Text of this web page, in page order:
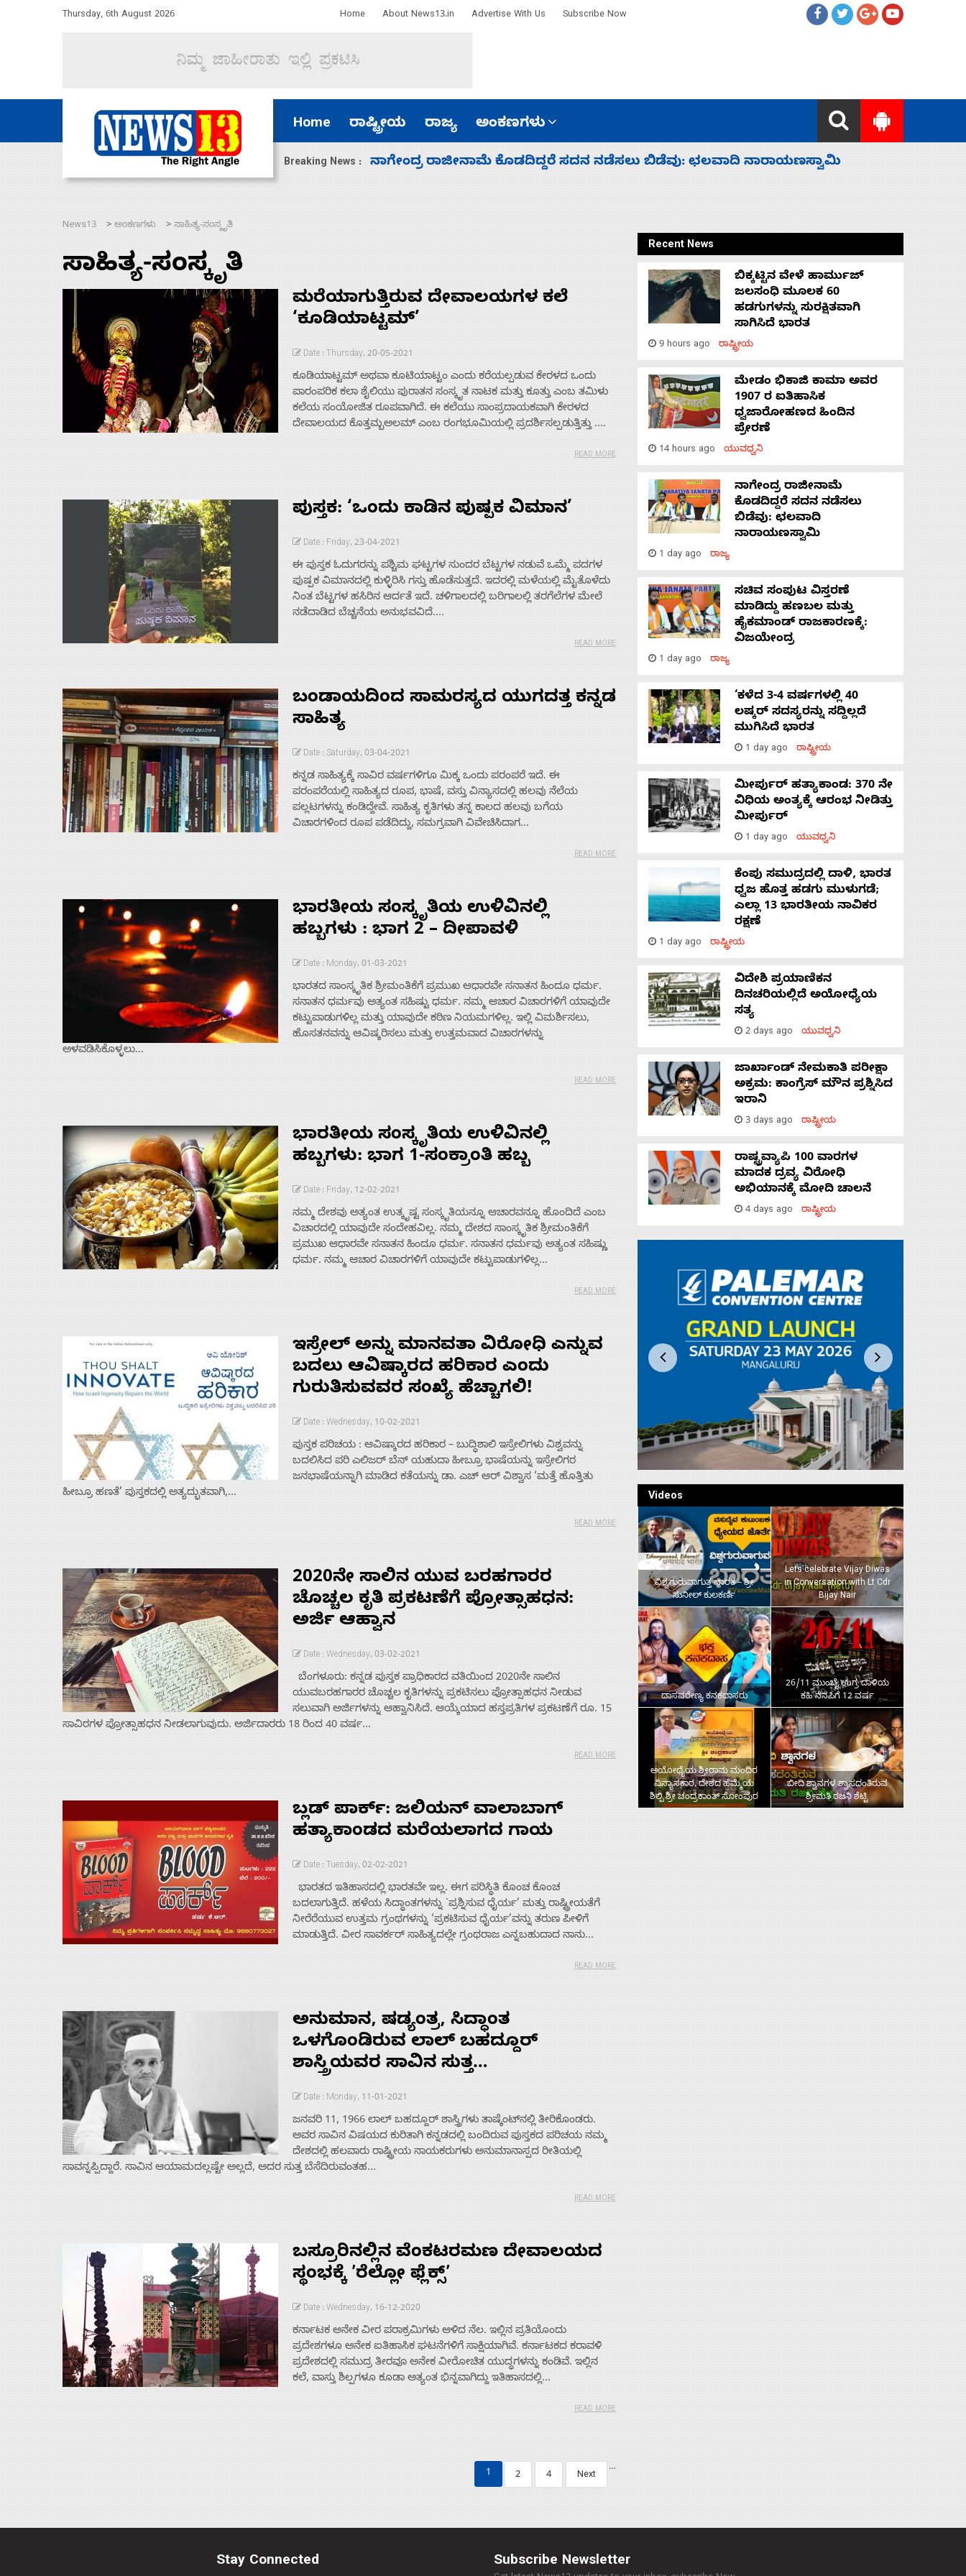
Thursday, 6th August 2026 Home About News13.in Advertise With Us Subscribe Now
Home ರಾಷ್ಟ್ರೀಯ ರಾಜ್ಯ ಅಂಕಣಗಳು
Breaking News :
ಸದನ ನಡೆಸಲು ಬಿಡೆವು: ಛಲವಾದಿ ನಾರಾಯಣಸ್ವಾಮಿ ಸಚಿವ ಸಂಪುಟ ವಿಸ್ತರಣೆ ಮಾಡಿದ್ದು ಹಣಬಲ ಮತ್ತು ಹೈಕಮಾಂಡ್ ರಾಜಕಾರಣಕ್ಕೆ: ವಿಜಯೇಂದ್ರ
Home
About
News13 > ಅಂಕಣಗಳು > ಸಾಹಿತ್ಯ-ಸಂಸ್ಕೃತಿ
ಸಾಹಿತ್ಯ-ಸಂಸ್ಕೃತಿ
ಮರೆಯಾಗುತ್ತಿರುವ ದೇವಾಲಯಗಳ ಕಲೆ
‘ಕೂಡಿಯಾಟ್ಟಮ್’
Date : Thursday, 20-05-2021
ಕೂಡಿಯಾಟ್ಟಮ್ ಅಥವಾ ಕೂಟಿಯಾಟ್ಟಂ ಎಂದು ಕರೆಯಲ್ಪಡುವ ಕೇರಳದ ಒಂದು
ಪಾರಂಪರಿಕ ಕಲಾ ಶೈಲಿಯು ಪುರಾತನ ಸಂಸ್ಕೃತ ನಾಟಕ ಮತ್ತು ಕೂತ್ತು ಎಂಬ ತಮಿಳು
ಕಲೆಯ ಸಂಯೋಜಿತ ರೂಪವಾಗಿದೆ. ಈ ಕಲೆಯು ಸಾಂಪ್ರದಾಯಕವಾಗಿ ಕೇರಳದ
ದೇವಾಲಯದ ಕೊತ್ತಮ್ಬಅಲಮ್ ಎಂಬ ರಂಗಭೂಮಿಯಲ್ಲಿ ಪ್ರದರ್ಶಿಸಲ್ಪಡುತ್ತಿತ್ತು ....
READ MORE
ಪುಸ್ತಕ: ‘ಒಂದು ಕಾಡಿನ ಪುಷ್ಪಕ ವಿಮಾನ’
Date : Friday, 23-04-2021
ಈ ಪುಸ್ತಕ ಓದುಗರನ್ನು ಪಶ್ಚಿಮ ಘಟ್ಟಗಳ ಸುಂದರ ಬೆಟ್ಟಗಳ ನಡುವೆ ಒಮ್ಮೆ ಪದಗಳ
ಪುಷ್ಪಕ ವಿಮಾನದಲ್ಲಿ ಕುಳ್ಳಿರಿಸಿ ಗಸ್ತು ಹೊಡೆಸುತ್ತದೆ. ಇದರಲ್ಲಿ ಮಳೆಯಲ್ಲಿ ಮೈತೊಳೆದು
ನಿಂತ ಬೆಟ್ಟಗಳ ಹಸಿರಿನ ಆರ್ದತೆ ಇದೆ. ಚಳಿಗಾಲದಲ್ಲಿ ಬರಿಗಾಲಲ್ಲಿ ತರಗೆಲೆಗಳ ಮೇಲೆ
ನಡೆದಾಡಿದ ಬೆಚ್ಚನೆಯ ಅನುಭವವಿದೆ....
READ MORE
ಬಂಡಾಯದಿಂದ ಸಾಮರಸ್ಯದ ಯುಗದತ್ತ ಕನ್ನಡ
ಸಾಹಿತ್ಯ
Date : Saturday, 03-04-2021
ಕನ್ನಡ ಸಾಹಿತ್ಯಕ್ಕೆ ಸಾವಿರ ವರ್ಷಗಳಿಗೂ ಮಿಕ್ಕ ಒಂದು ಪರಂಪರೆ ಇದೆ. ಈ
ಪರಂಪರೆಯಲ್ಲಿ ಸಾಹಿತ್ಯದ ರೂಪ, ಭಾಷೆ, ವಸ್ತು ವಿನ್ಯಾಸದಲ್ಲಿ ಹಲವು ನೆಲೆಯ
ಪಲ್ಲಟಗಳನ್ನು ಕಂಡಿದ್ದೇವೆ. ಸಾಹಿತ್ಯ ಕೃತಿಗಳು ತನ್ನ ಕಾಲದ ಹಲವು ಬಗೆಯ
ವಿಚಾರಗಳಿಂದ ರೂಪ ಪಡೆದಿದ್ದು, ಸಮಗ್ರವಾಗಿ ವಿವೇಚಿಸಿದಾಗ...
READ MORE
ಭಾರತೀಯ ಸಂಸ್ಕೃತಿಯ ಉಳಿವಿನಲ್ಲಿ
ಹಬ್ಬಗಳು : ಭಾಗ 2 – ದೀಪಾವಳಿ
Date : Monday, 01-03-2021
ಭಾರತದ ಸಾಂಸ್ಕೃತಿಕ ಶ್ರೀಮಂತಿಕೆಗೆ ಪ್ರಮುಖ ಆಧಾರವೇ ಸನಾತನ ಹಿಂದೂ ಧರ್ಮ.
ಸನಾತನ ಧರ್ಮವು ಅತ್ಯಂತ ಸಹಿಷ್ಟು ಧರ್ಮ. ನಮ್ಮ ಆಚಾರ ವಿಚಾರಗಳಿಗೆ ಯಾವುದೇ
ಕಟ್ಟುಪಾಡುಗಳಿಲ್ಲ ಮತ್ತು ಯಾವುದೇ ಕಠಿಣ ನಿಯಮಗಳಿಲ್ಲ. ಇಲ್ಲಿ ವಿಮರ್ಶಿಸಲು,
ಹೊಸತನವನ್ನು ಆವಿಷ್ಕರಿಸಲು ಮತ್ತು ಉತ್ತಮವಾದ ವಿಚಾರಗಳನ್ನು
ಅಳವಡಿಸಿಕೊಳ್ಳಲು...
READ MORE
ಭಾರತೀಯ ಸಂಸ್ಕೃತಿಯ ಉಳಿವಿನಲ್ಲಿ
ಹಬ್ಬಗಳು: ಭಾಗ 1-ಸಂಕ್ರಾಂತಿ ಹಬ್ಬ
Date : Friday, 12-02-2021
ನಮ್ಮ ದೇಶವು ಅತ್ಯಂತ ಉತ್ಕೃಷ್ಟ ಸಂಸ್ಕೃತಿಯನ್ನೂ ಆಚಾರವನ್ನೂ ಹೊಂದಿದೆ ಎಂಬ
ವಿಚಾರದಲ್ಲಿ ಯಾವುದೇ ಸಂದೇಹವಿಲ್ಲ. ನಮ್ಮ ದೇಶದ ಸಾಂಸ್ಕೃತಿಕ ಶ್ರೀಮಂತಿಕೆಗೆ
ಪ್ರಮುಖ ಆಧಾರವೇ ಸನಾತನ ಹಿಂದೂ ಧರ್ಮ. ಸನಾತನ ಧರ್ಮವು ಅತ್ಯಂತ ಸಹಿಷ್ಣು
ಧರ್ಮ. ನಮ್ಮ ಆಚಾರ ವಿಚಾರಗಳಿಗೆ ಯಾವುದೇ ಕಟ್ಟುಪಾಡುಗಳಿಲ್ಲ...
READ MORE
ಇಸ್ರೇಲ್ ಅನ್ನು ಮಾನವತಾ ವಿರೋಧಿ ಎನ್ನುವ
ಬದಲು ಆವಿಷ್ಕಾರದ ಹರಿಕಾರ ಎಂದು
ಗುರುತಿಸುವವರ ಸಂಖ್ಯೆ ಹೆಚ್ಚಾಗಲಿ!
Date : Wednesday, 10-02-2021
ಪುಸ್ತಕ ಪರಿಚಯ : ಆವಿಷ್ಕಾರದ ಹರಿಕಾರ – ಬುದ್ಧಿಶಾಲಿ ಇಸ್ರೇಲಿಗಳು ವಿಶ್ವವನ್ನು
ಬದಲಿಸಿದ ಪರಿ ಎಲಿಜರ್ ಬೆನ್ ಯಹುದಾ ಹೀಬ್ರೂ ಭಾಷೆಯನ್ನು ಇಸ್ರೇಲಿಗರ
ಜನಭಾಷೆಯನ್ನಾಗಿ ಮಾಡಿದ ಕತೆಯನ್ನು ಡಾ. ಎಚ್ ಆರ್ ವಿಶ್ವಾಸ ‘ಮತ್ತೆ ಹೊತ್ತಿತು
ಹೀಬ್ರೂ ಹಣತೆ’ ಪುಸ್ತಕದಲ್ಲಿ ಅತ್ಯದ್ಭುತವಾಗಿ,...
READ MORE
2020ನೇ ಸಾಲಿನ ಯುವ ಬರಹಗಾರರ
ಚೊಚ್ಚಲ ಕೃತಿ ಪ್ರಕಟಣೆಗೆ ಪ್ರೋತ್ಸಾಹಧನ:
ಅರ್ಜಿ ಆಹ್ವಾನ
Date : Wednesday, 03-02-2021
ಬೆಂಗಳೂರು: ಕನ್ನಡ ಪುಸ್ತಕ ಪ್ರಾಧಿಕಾರದ ವತಿಯಿಂದ 2020ನೇ ಸಾಲಿನ
ಯುವಬರಹಗಾರರ ಚೊಚ್ಚಲ ಕೃತಿಗಳನ್ನು ಪ್ರಕಟಿಸಲು ಪ್ರೋತ್ಸಾಹಧನ ನೀಡುವ
ಸಲುವಾಗಿ ಅರ್ಜಿಗಳನ್ನು ಆಹ್ವಾನಿಸಿದೆ. ಆಯ್ಕೆಯಾದ ಹಸ್ತಪ್ರತಿಗಳ ಪ್ರಕಟಣೆಗೆ ರೂ. 15
ಸಾವಿರಗಳ ಪ್ರೋತ್ಸಾಹಧನ ನೀಡಲಾಗುವುದು. ಅರ್ಜಿದಾರರು 18 ರಿಂದ 40 ವರ್ಷ...
READ MORE
ಬ್ಲಡ್ ಪಾರ್ಕ್: ಜಲಿಯನ್ ವಾಲಾಬಾಗ್
ಹತ್ಯಾಕಾಂಡದ ಮರೆಯಲಾಗದ ಗಾಯ
Date : Tuesday, 02-02-2021
ಭಾರತದ ಇತಿಹಾಸದಲ್ಲಿ ಭಾರತವೇ ಇಲ್ಲ. ಈಗ ಪರಿಸ್ಥಿತಿ ಕೊಂಚ ಕೊಂಚ
ಬದಲಾಗುತ್ತಿದೆ. ಹಳೆಯ ಸಿದ್ಧಾಂತಗಳನ್ನು `ಪ್ರಶ್ನಿಸುವ ಧೈರ್ಯ’ ಮತ್ತು ರಾಷ್ಟ್ರೀಯತೆಗೆ
ನೀರೆರೆಯುವ ಉತ್ತಮ ಗ್ರಂಥಗಳನ್ನು ‘ಪ್ರಕಟಿಸುವ ಧೈರ್ಯ’ವನ್ನು ತರುಣ ಪೀಳಿಗೆ
ಮಾಡುತ್ತಿದೆ. ವೀರ ಸಾವರ್ಕರ್ ಸಾಹಿತ್ಯದಲ್ಲೇ ಗ್ರಂಥರಾಜ ಎನ್ನಬಹುದಾದ ನಾನು...
READ MORE
ಅನುಮಾನ, ಷಡ್ಯಂತ್ರ, ಸಿದ್ಧಾಂತ
ಒಳಗೊಂಡಿರುವ ಲಾಲ್ ಬಹದ್ದೂರ್
ಶಾಸ್ತ್ರಿಯವರ ಸಾವಿನ ಸುತ್ತ…
Date : Monday, 11-01-2021
ಜನವರಿ 11, 1966 ಲಾಲ್ ಬಹದ್ದೂರ್ ಶಾಸ್ತ್ರಿಗಳು ತಾಷ್ಕೆಂಟ್­ನಲ್ಲಿ ತೀರಿಕೊಂಡರು.
ಅವರ ಸಾವಿನ ವಿಷಯದ ಕುರಿತಾಗಿ ಕನ್ನಡದಲ್ಲಿ ಬಂದಿರುವ ಪುಸ್ತಕದ ಪರಿಚಯ ನಮ್ಮ
ದೇಶದಲ್ಲಿ ಹಲವಾರು ರಾಷ್ಟ್ರೀಯ ನಾಯಕರುಗಳು ಅನುಮಾನಾಸ್ಪದ ರೀತಿಯಲ್ಲಿ
ಸಾವನ್ನಪ್ಪಿದ್ದಾರೆ. ಸಾವಿನ ಆಯಾಮದಲ್ಲಷ್ಟೇ ಅಲ್ಲದೆ, ಅದರ ಸುತ್ತ ಬೆಸೆದಿರುವಂತಹ...
READ MORE
ಬಸ್ರೂರಿನಲ್ಲಿನ ವೆಂಕಟರಮಣ ದೇವಾಲಯದ
ಸ್ಥಂಭಕ್ಕೆ ʼರೆಲ್ಲೋ ಫ್ಲೆಕ್ಸ್‌ʼ
Date : Wednesday, 16-12-2020
ಕರ್ನಾಟಕ ಅನೇಕ ವೀರ ಪರಾಕ್ರಮಿಗಳು ಆಳಿದ ನೆಲ. ಇಲ್ಲಿನ ಪ್ರತಿಯೊಂದು
ಪ್ರದೇಶಗಳೂ ಅನೇಕ ಐತಿಹಾಸಿಕ ಘಟನೆಗಳಿಗೆ ಸಾಕ್ಷಿಯಾಗಿವೆ. ಕರ್ನಾಟಕದ ಕರಾವಳಿ
ಪ್ರದೇಶದಲ್ಲಿ ಸಮುದ್ರ ತೀರವೂ ಅನೇಕ ವೀರೋಚಿತ ಯುದ್ಧಗಳನ್ನು ಕಂಡಿವೆ. ಇಲ್ಲಿನ
ಕಲೆ, ವಾಸ್ತು ಶಿಲ್ಪಗಳೂ ಕೂಡಾ ಅತ್ಯಂತ ಭಿನ್ನವಾಗಿದ್ದು ಇತಿಹಾಸದಲ್ಲಿ...
READ MORE
1 2
…
4 Next
Recent News
ಬಿಕ್ಕಟ್ಟಿನ ವೇಳೆ ಹಾರ್ಮುಜ್
ಜಲಸಂಧಿ ಮೂಲಕ 60
ಹಡಗುಗಳನ್ನು ಸುರಕ್ಷಿತವಾಗಿ
ಸಾಗಿಸಿದೆ ಭಾರತ
9 hours ago ರಾಷ್ಟ್ರೀಯ
ಮೇಡಂ ಭಿಕಾಜಿ ಕಾಮಾ ಅವರ
1907 ರ ಐತಿಹಾಸಿಕ
ಧ್ವಜಾರೋಹಣದ ಹಿಂದಿನ
ಪ್ರೇರಣೆ
14 hours ago ಯುವಧ್ವನಿ
ನಾಗೇಂದ್ರ ರಾಜೀನಾಮೆ
ಕೊಡದಿದ್ದರೆ ಸದನ ನಡೆಸಲು
ಬಿಡೆವು: ಛಲವಾದಿ
ನಾರಾಯಣಸ್ವಾಮಿ
1 day ago ರಾಜ್ಯ
ಸಚಿವ ಸಂಪುಟ ವಿಸ್ತರಣೆ
ಮಾಡಿದ್ದು ಹಣಬಲ ಮತ್ತು
ಹೈಕಮಾಂಡ್ ರಾಜಕಾರಣಕ್ಕೆ:
ವಿಜಯೇಂದ್ರ
1 day ago ರಾಜ್ಯ
‘ಕಳೆದ 3-4 ವರ್ಷಗಳಲ್ಲಿ 40
ಲಷ್ಕರ್ ಸದಸ್ಯರನ್ನು ಸದ್ದಿಲ್ಲದೆ
ಮುಗಿಸಿದೆ ಭಾರತ
1 day ago ರಾಷ್ಟ್ರೀಯ
ಮೀರ್ಪುರ್ ಹತ್ಯಾಕಾಂಡ: 370 ನೇ
ವಿಧಿಯ ಅಂತ್ಯಕ್ಕೆ ಆರಂಭ ನೀಡಿತ್ತು
ಮೀರ್ಪುರ್
1 day ago ಯುವಧ್ವನಿ
ಕೆಂಪು ಸಮುದ್ರದಲ್ಲಿ ದಾಳಿ, ಭಾರತ
ಧ್ವಜ ಹೊತ್ತ ಹಡಗು ಮುಳುಗಡೆ;
ಎಲ್ಲಾ 13 ಭಾರತೀಯ ನಾವಿಕರ
ರಕ್ಷಣೆ
1 day ago ರಾಷ್ಟ್ರೀಯ
ವಿದೇಶಿ ಪ್ರಯಾಣಿಕನ
ದಿನಚರಿಯಲ್ಲಿದೆ ಅಯೋಧ್ಯೆಯ
ಸತ್ಯ
2 days ago ಯುವಧ್ವನಿ
ಜಾರ್ಖಾಂಡ್‌ ನೇಮಕಾತಿ ಪರೀಕ್ಷಾ
ಅಕ್ರಮ: ಕಾಂಗ್ರೆಸ್‌ ಮೌನ ಪ್ರಶ್ನಿಸಿದ
ಇರಾನಿ
3 days ago ರಾಷ್ಟ್ರೀಯ
ರಾಷ್ಟ್ರವ್ಯಾಪಿ 100 ವಾರಗಳ
ಮಾದಕ ದ್ರವ್ಯ ವಿರೋಧಿ
ಅಭಿಯಾನಕ್ಕೆ ಮೋದಿ ಚಾಲನೆ
4 days ago ರಾಷ್ಟ್ರೀಯ
Videos
ವಿಶ್ವಗುರುವಾಗುತ್ತ ಭಾರತ – ಶ್ರೀ
ಸುನೀಲ್‌ ಕುಲಕರ್ಣಿ
Lets celebrate Vijay Diwas
in Conversation with Lt Cdr
Bijay Nair
ದಾಸವರೇಣ್ಯ ಕನಕದಾಸರು
26/11 ಮುಂಬೈ ಉಗ್ರ ದಾಳಿಯ
ಕಹಿ ನೆನಪಿಗೆ 12 ವರ್ಷ
ಅಯೋಧ್ಯೆಯ ಶ್ರೀರಾಮ ಮಂದಿರ
ವಿನ್ಯಾಸಕಾರ, ದೇಶದ ಹೆಮ್ಮೆಯ
ಶಿಲ್ಪಿ ಶ್ರೀ ಚಂದ್ರಕಾಂತ್‌ ಸೋಂಪುರ
ಬೀದಿ ಶ್ವಾನಗಳ ಶ್ವಾಸದಂತಿರುವ
ಶ್ರೀಮತಿ ರಜನಿ ಶೆಟ್ಟಿ
Stay Connected Subscribe Newsletter